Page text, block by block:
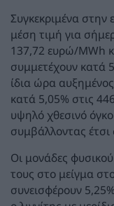
Συγκεκριμένα
μέση τιμή για
137,72 ευρώ/MWh
συμμετέχουν κατά
ίδια ώρα
κατά 5,05% στις
υψηλό χθεσινό
συμβάλλοντας
Οι μονάδες
τους στο μείγμα
συνεισφέρουν